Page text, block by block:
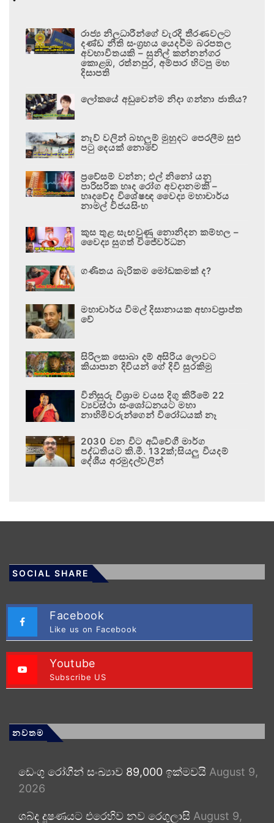
රාජ්‍ය නිලධාරීන්ගේ වැරදි තීරණවලට
දණ්ඩ නීති සංග්‍රහය යෙදවීම බරපතල
අවභාවිතයකි – සුනිල් කන්නන්ගර
කොළඹ, රත්නපුර, අම්පාර හිටපු මහ
දිසාපති
ලෝකයේ අඩුවෙන්ම නිදා ගන්නා ජාතිය?
නැව් වලින් බහලුම් මුහුදට පෙරලීම සුළු
පටු දෙයක් නොවේ
ප්‍රවේසම් වන්න; එල් නිනෝ යනු
පාරිසරික හෘද රෝග අවදානමකි –
හෘදවේද විශේෂඥ වෛද්‍ය මහාචාර්ය
නාමල් විජයසිංහ
කුස තුළ සැඟවුණු නොනිදන කම්හල –
වෛද්‍ය සුගත් විජේවර්ධන
ගණිතය බැරිකම මෝඩකමක් ද?
මහාචාර්ය විමල් දිසානායක අභාවප්‍රාප්ත
වේ
සිරිලක සොබා දම් අසිරිය ලොවට
කියාපාන දිවියන් ගේ දිවි සුරකිමු
විනිසුරු විශ්‍රාම වයස දිගු කිරීමේ 22
ව්‍යවස්ථා සංශෝධනයට මහා
නාහිමිවරුන්ගෙන් විරෝධයක් නෑ
2030 වන විට අධිවේගී මාර්ග
පද්ධතියට කි.මී. 132ක්;සියලු වියදම්
දේශීය අරමුදල්වලින්
SOCIAL SHARE
Facebook
Like us on Facebook
Youtube
Subscribe US
නවතම
ඩෙංගු රෝගීන් සංඛ්‍යාව 89,000 ඉක්මවයි August 9,
2026
ශබ්ද දූෂණයට එරෙහිව නව රෙගුලාසි August 9,